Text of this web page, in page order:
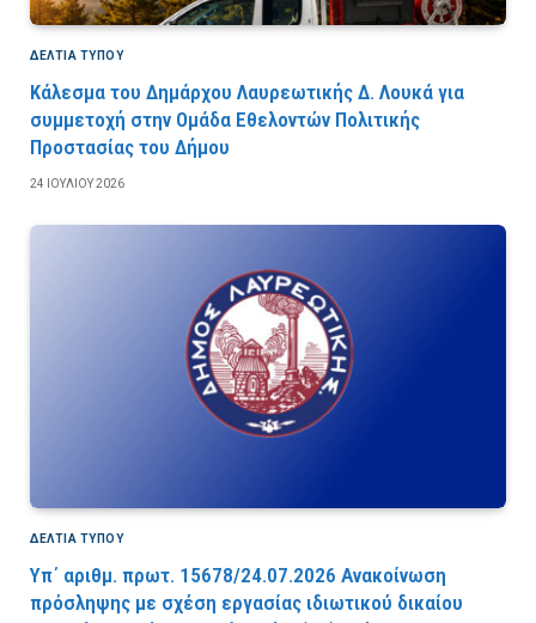
ΔΕΛΤΙΑ ΤΥΠΟΥ
Κάλεσμα του Δημάρχου Λαυρεωτικής Δ. Λουκά για
συμμετοχή στην Ομάδα Εθελοντών Πολιτικής
Προστασίας του Δήμου
24 ΙΟΥΛΊΟΥ 2026
ΔΕΛΤΙΑ ΤΥΠΟΥ
Υπ΄ αριθμ. πρωτ. 15678/24.07.2026 Ανακοίνωση
πρόσληψης με σχέση εργασίας ιδιωτικού δικαίου